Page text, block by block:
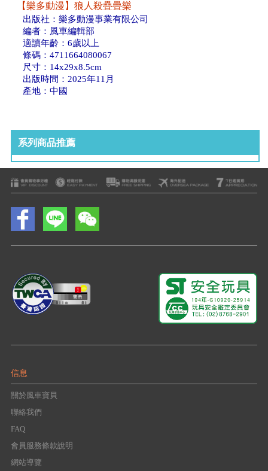
【樂多動漫】狼人殺疊疊樂
出版社：樂多動漫事業有限公司
編者：風車編輯部
適讀年齡：6歲以上
條碼：4711664080067
尺寸：14x29x8.5cm
出版時間：2025年11月
產地：中國
系列商品推薦
信息
關於風車寶貝
聯絡我們
FAQ
會員服務條款說明
網站導覽